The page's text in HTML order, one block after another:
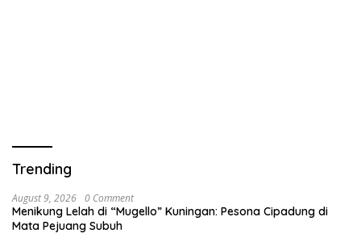
Trending
August 9, 2026 0 Comment
Menikung Lelah di “Mugello” Kuningan: Pesona Cipadung di
Mata Pejuang Subuh